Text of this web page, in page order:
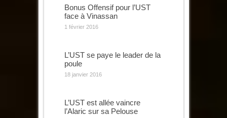
Bonus Offensif pour l’UST
face à Vinassan
1 février 2016
L’UST se paye le leader de la
poule
18 janvier 2016
L’UST est allée vaincre
l’Alaric sur sa Pelouse